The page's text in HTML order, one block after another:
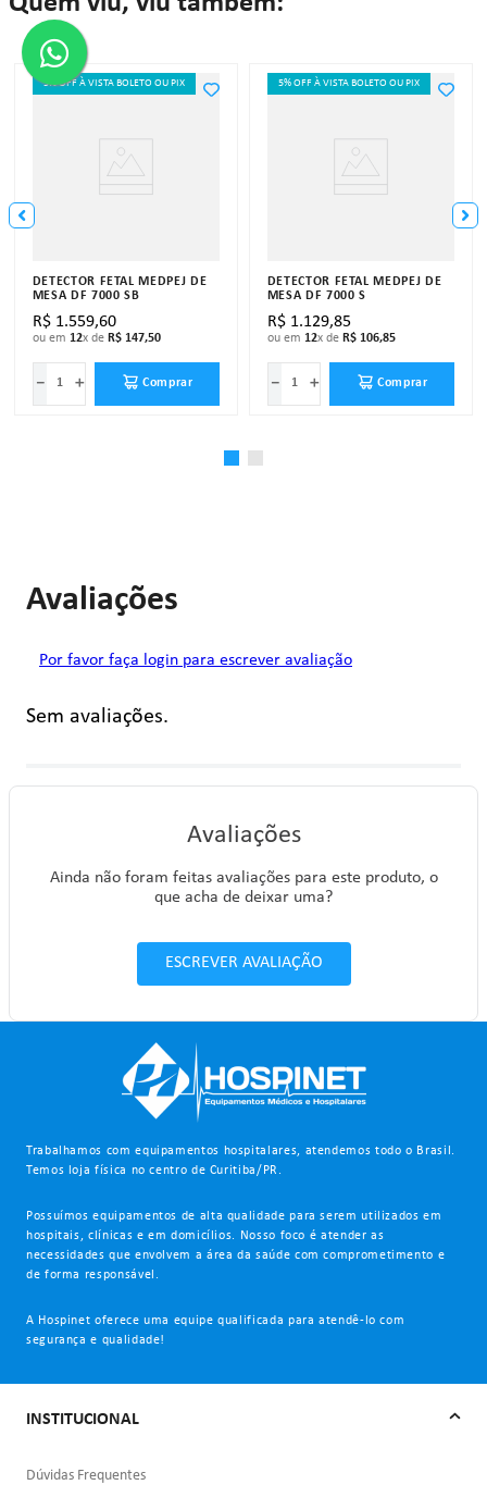
5% OFF À VISTA BOLETO OU PIX
DETECTOR FETAL MEDPEJ DE
MESA DF 7000 SB
R$ 1.559,60
ou em 12x de R$ 147,50
＋
－ Comprar
5% OFF À VISTA BOLETO OU PIX
DETECTOR FETAL MEDPEJ DE
MESA DF 7000 S
R$ 1.129,85
ou em 12x de R$ 106,85
＋
－ Comprar
Avaliações
Por favor faça login para escrever avaliação
Sem avaliações.
Avaliações
Ainda não foram feitas avaliações para este produto, o
que acha de deixar uma?
ESCREVER AVALIAÇÃO
Trabalhamos com equipamentos hospitalares, atendemos todo o Brasil.
Temos loja física no centro de Curitiba/PR.
Possuímos equipamentos de alta qualidade para serem utilizados em
hospitais, clínicas e em domicílios. Nosso foco é atender as
necessidades que envolvem a área da saúde com comprometimento e
de forma responsável.
A Hospinet oferece uma equipe qualificada para atendê-lo com
segurança e qualidade!
INSTITUCIONAL
Dúvidas Frequentes